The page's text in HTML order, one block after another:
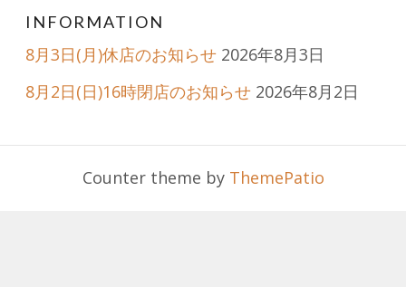
INFORMATION
8月3日(月)休店のお知らせ 2026年8月3日
8月2日(日)16時閉店のお知らせ 2026年8月2日
Counter theme by ThemePatio